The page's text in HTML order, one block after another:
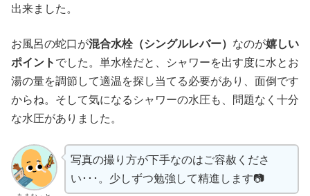
出来ました。
お風呂の蛇口が混合水栓（シングルレバー） なのが嬉しい
ポイント でした。単水栓だと、シャワーを出す度に水とお
湯の量を調節して適温を探し当てる必要があり、面倒です
からね。そして気になるシャワーの水圧も、問題なく十分
な水圧がありました。
写真の撮り方が下手なのはご容赦くださ
い･･･。少しずつ勉強して精進します📷